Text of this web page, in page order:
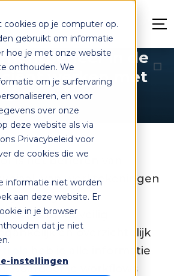
cookies op je computer op.
gebruikt om informatie
hoe je met onze website
onthouden. We
om je surfervaring
en voor
over onze
deze website als via
Privacybeleid voor
de cookies die we
informatie niet worden
aan deze website. Er
in je browser
dat je niet
instellingen
in de
werken met
is het beheren van
Van werktekeningen
gevoelige
alles moet veilig
en overzichtelijk
heb je alle informatie
waardoor je workflows